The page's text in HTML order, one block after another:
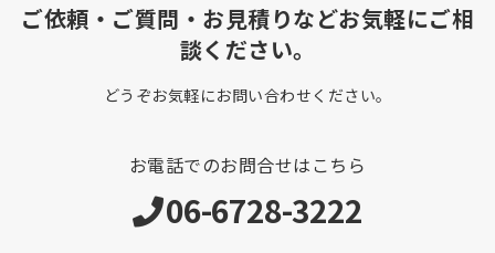
ご依頼・ご質問・お見積りなどお気軽にご相
談ください。
どうぞお気軽にお問い合わせください。
お電話でのお問合せはこちら
06-6728-3222